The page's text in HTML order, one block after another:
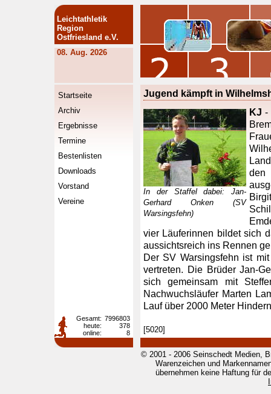
Leichtathletik
Region
Ostfriesland e.V.
08. Aug. 2026
Startseite
Archiv
Ergebnisse
Termine
Bestenlisten
Downloads
Vorstand
Vereine
Jugend kämpft in
In der Staffel dabei: Jan-
Gerhard Onken (SV
Warsingsfehn)
KJ -
den
vier Läuferinnen bildet sich
aussichtsreich ins Rennen
Der SV Warsingsfehn ist
vertreten. Die Brüder Jan-
sich gemeinsam mit
Nachwuchsläufer Marten
Lauf über 2000 Meter
[5020]
Gesamt: 7996803
heute:
378
online:
8
© 2001 - 2006 Seinschedt Medien,
Warenzeichen und
übernehmen keine Haftung für